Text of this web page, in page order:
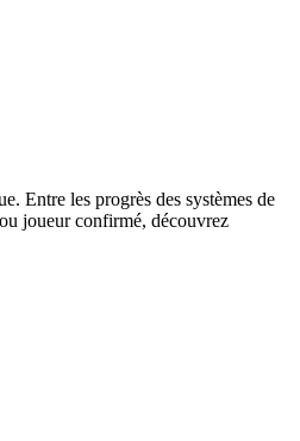
Entre les progrès des systèmes de
joueur confirmé, découvrez